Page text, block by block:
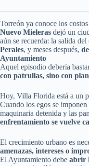
Torreón ya conoce los
Nuevo Mieleras dejó un
aún se recuerda: la salida del
Perales, y meses después,
Ayuntamiento
Aquel episodio debería
con patrullas, sino con
Hoy, Villa Florida está a un
Cuando los egos se
maquinaria detenida y las
enfrentamiento se vuelve
El crecimiento urbano es
amenazas, intereses o
El Ayuntamiento debe abrir